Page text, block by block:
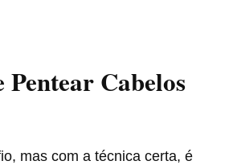
Cabelos
mas com a técnica certa, é